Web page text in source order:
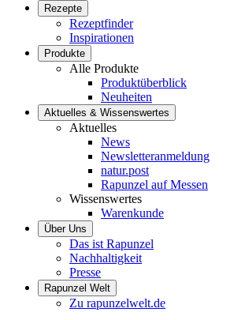
Rezepte
Rezeptfinder
Inspirationen
Produkte
Alle Produkte
Produktüberblick
Neuheiten
Aktuelles & Wissenswertes
Aktuelles
News
Newsletteranmeldung
natur.post
Rapunzel auf Messen
Wissenswertes
Warenkunde
Über Uns
Das ist Rapunzel
Nachhaltigkeit
Presse
Rapunzel Welt
Zu rapunzelwelt.de